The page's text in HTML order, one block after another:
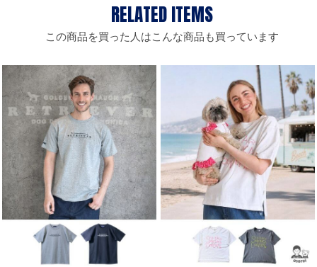
この商品を買った人はこんな商品も買っています